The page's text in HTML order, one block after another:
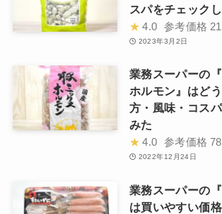
スパをチェック
★ 4.0 参考価格
2023年3月2日
業務スーパーの
ホルモン』はど
方・風味・コス
みた
★ 4.0 参考価格
2022年12月24日
業務スーパーの
は買いやすい価